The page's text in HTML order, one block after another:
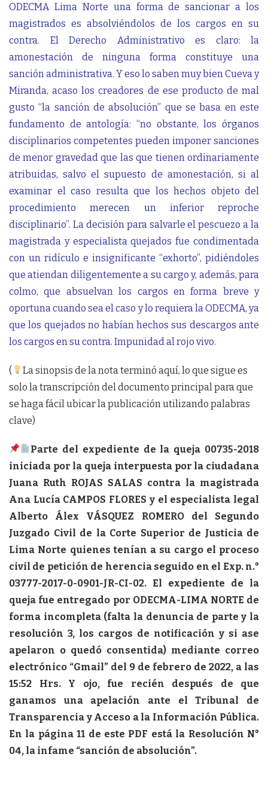
ODECMA Lima Norte una forma de sancionar a los
magistrados es absolviéndolos de los cargos en su
contra. El Derecho Administrativo es claro: la
amonestación de ninguna forma constituye una
sanción administrativa. Y eso lo saben muy bien Cueva y
Miranda, acaso los creadores de ese producto de mal
gusto “la sanción de absolución” que se basa en este
fundamento de antología: “no obstante, los órganos
disciplinarios competentes pueden imponer sanciones
de menor gravedad que las que tienen ordinariamente
atribuidas, salvo el supuesto de amonestación, si al
examinar el caso resulta que los hechos objeto del
procedimiento merecen un inferior reproche
disciplinario”. La decisión para salvarle el pescuezo a la
magistrada y especialista quejados fue condimentada
con un ridículo e insignificante “exhorto”, pidiéndoles
que atiendan diligentemente a su cargo y, además, para
colmo, que absuelvan los cargos en forma breve y
oportuna cuando sea el caso y lo requiera la ODECMA, ya
que los quejados no habían hechos sus descargos ante
los cargos en su contra. Impunidad al rojo vivo.
(
La sinopsis de la nota terminó aquí, lo que sigue es
solo la transcripción del documento principal para que
se haga fácil ubicar la publicación utilizando palabras
clave)
Parte del expediente de la queja 00735-2018
iniciada por la queja interpuesta por la ciudadana
Juana Ruth ROJAS SALAS contra la magistrada
Ana Lucía CAMPOS FLORES y el especialista legal
Alberto Álex VÁSQUEZ ROMERO del Segundo
Juzgado Civil de la Corte Superior de Justicia de
Lima Norte quienes tenían a su cargo el proceso
civil de petición de herencia seguido en el Exp. n.°
03777-2017-0-0901-JR-CI-02. El expediente de la
queja fue entregado por ODECMA-LIMA NORTE de
forma incompleta (falta la denuncia de parte y la
resolución 3, los cargos de notificación y si ase
apelaron o quedó consentida) mediante correo
electrónico “Gmail” del 9 de febrero de 2022, a las
15:52 Hrs. Y ojo, fue recién después de que
ganamos una apelación ante el Tribunal de
Transparencia y Acceso a la Información Pública.
En la página 11 de este PDF está la Resolución N°
04, la infame “sanción de absolución”.